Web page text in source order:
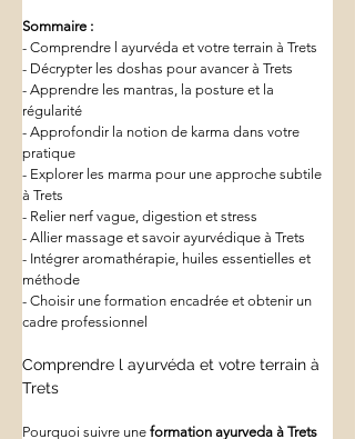
Sommaire :
- Comprendre l ayurvéda et votre terrain à Trets
- Décrypter les doshas pour avancer à Trets
- Apprendre les mantras, la posture et la
régularité
- Approfondir la notion de karma dans votre
pratique
- Explorer les marma pour une approche subtile
à Trets
- Relier nerf vague, digestion et stress
- Allier massage et savoir ayurvédique à Trets
- Intégrer aromathérapie, huiles essentielles et
méthode
- Choisir une formation encadrée et obtenir un
cadre professionnel
Comprendre l ayurvéda et votre terrain à
Trets
Pourquoi suivre une formation ayurveda à Trets